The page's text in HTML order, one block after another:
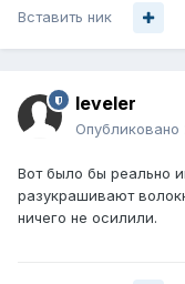
Вставить ник
leveler
Опубликовано
Вот было бы реально
разукрашивают
ничего не осилили.